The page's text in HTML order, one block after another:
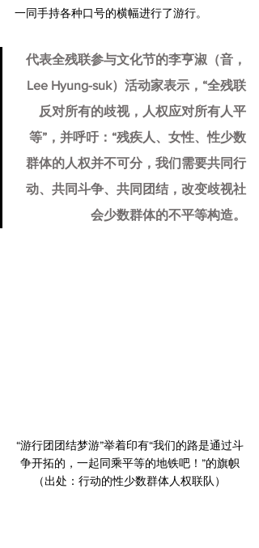
一同手持各种口号的横幅进行了游行。
代表全残联参与文化节的李亨淑（音，
Lee Hyung-suk）活动家表示，“全残联
反对所有的歧视，人权应对所有人平
等”，并呼吁：“残疾人、女性、性少数
群体的人权并不可分，我们需要共同行
动、共同斗争、共同团结，改变歧视社
会少数群体的不平等构造。
“游行团团结梦游”举着印有“我们的路是通过斗
争开拓的，一起同乘平等的地铁吧！”的旗帜
（出处：行动的性少数群体人权联队）